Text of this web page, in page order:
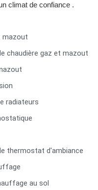
climat de confiance .
mazout
chaudière gaz et mazout
radiateurs
thermostat d'ambiance
au sol